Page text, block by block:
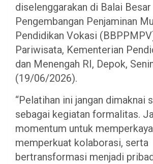
diselenggarakan di Balai Besar
Pengembangan Penjaminan
Pendidikan Vokasi
Pariwisata, Kementerian
dan Menengah RI, Depok,
(19/06/2026).
“Pelatihan ini jangan dimaknai
sebagai kegiatan formalitas.
momentum untuk
memperkuat kolaborasi, serta
bertransformasi menjadi